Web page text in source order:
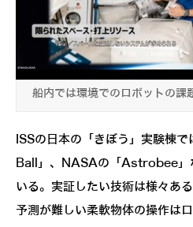
船内では環境でのロボットの課
ISSの日本の「きぼう」実験棟
Ball」、NASAの「Astrobee」
いる。実証したい技術は様々あ
予測が難しい柔軟物体の操作は